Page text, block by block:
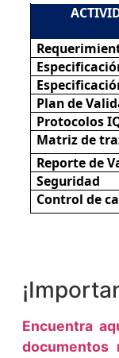
Plan de
Protocolos
Matriz de
Reporte de
Seguridad
Control de
Encuentra
documentos